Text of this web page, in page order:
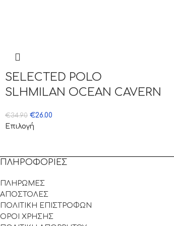
SELECTED POLO
SLHMILAN OCEAN CAVERN
€34.90 €26.00
Επιλογή
ΠΛΗΡΟΦΟΡΙΕΣ
ΠΛΗΡΩΜΕΣ
ΑΠΟΣΤΟΛΕΣ
ΠΟΛΙΤΙΚΗ ΕΠΙΣΤΡΟΦΩΝ
ΟΡΟΙ ΧΡΗΣΗΣ